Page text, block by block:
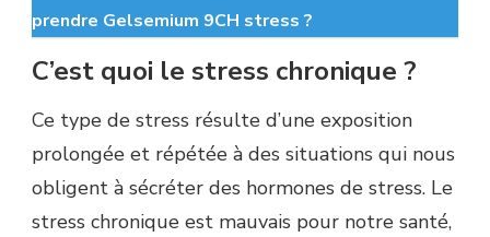
prendre Gelsemium 9CH stress ?
C’est quoi le stress chronique ?
Ce type de stress résulte d’une exposition
prolongée et répétée à des situations qui nous
obligent à sécréter des hormones de stress. Le
stress chronique est mauvais pour notre santé,